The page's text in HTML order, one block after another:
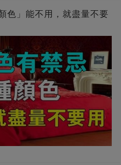
色」能不用，就盡量不要